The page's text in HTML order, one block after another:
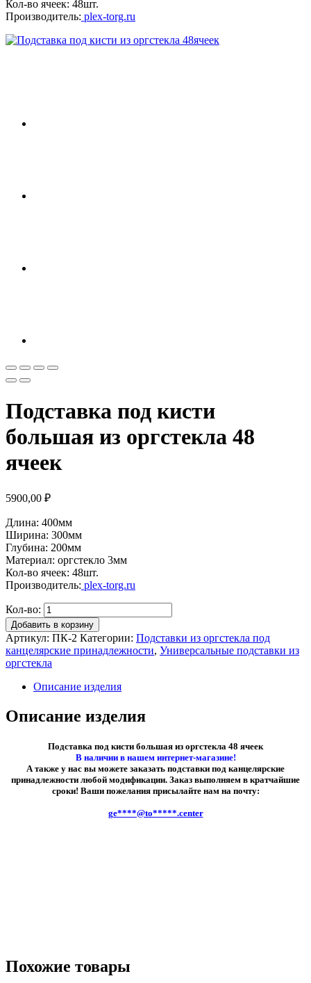
Кол-во ячеек: 48шт.
Производитель: plex-torg.ru
Подставка под кисти
большая из оргстекла 48
ячеек
5900,00 ₽
Длина: 400мм
Ширина: 300мм
Глубина: 200мм
Материал: оргстекло 3мм
Кол-во ячеек: 48шт.
Производитель: plex-torg.ru
Кол-во:
Добавить в корзину
Артикул: ПК-2 Категории: Подставки из оргстекла под
канцелярские принадлежности, Универсальные подставки из
оргстекла
Описание изделия
Описание изделия
Подставка под кисти большая из оргстекла 48 ячеек
В наличии в нашем интернет-магазине!
А также у нас вы можете заказать подставки под канцелярские
принадлежности любой модификации. Заказ выполняем в кратчайшие
сроки! Ваши пожелания присылайте нам на почту:
ge****@to*****.center
Похожие товары